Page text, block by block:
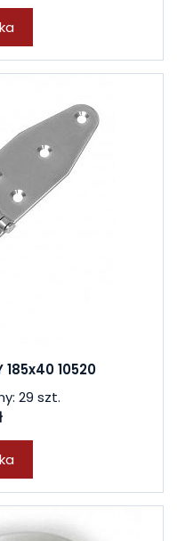
185x40 10520
29 szt.